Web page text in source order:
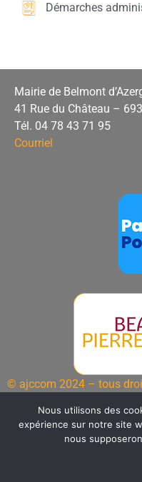
Démarches
Mairie de Belmont
41 Rue du Château –
Tél. 04 78 43 71 95
Courriel
© ajccom 2024 – tous
Nous utilisons des
expérience sur notre site
nous